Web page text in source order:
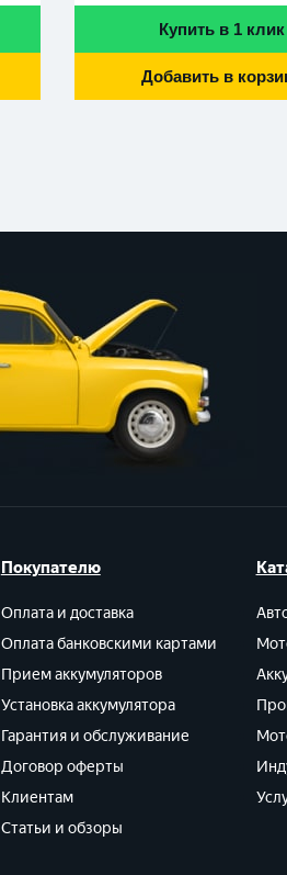
Купить в 1 клик
Добавить в
Покупателю
Оплата и доставка
Оплата банковскими картами
Прием аккумуляторов
Установка аккумулятора
Гарантия и обслуживание
Договор оферты
Клиентам
Статьи и обзоры